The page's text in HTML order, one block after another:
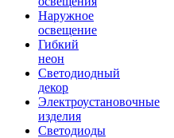
Наружное
освещение
Гибкий
неон
Светодиодный
декор
Электроустановочные
изделия
Светодиоды